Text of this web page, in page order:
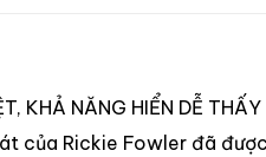
KHẢ NĂNG HIỂN DỄ THẤY
của Rickie Fowler đã